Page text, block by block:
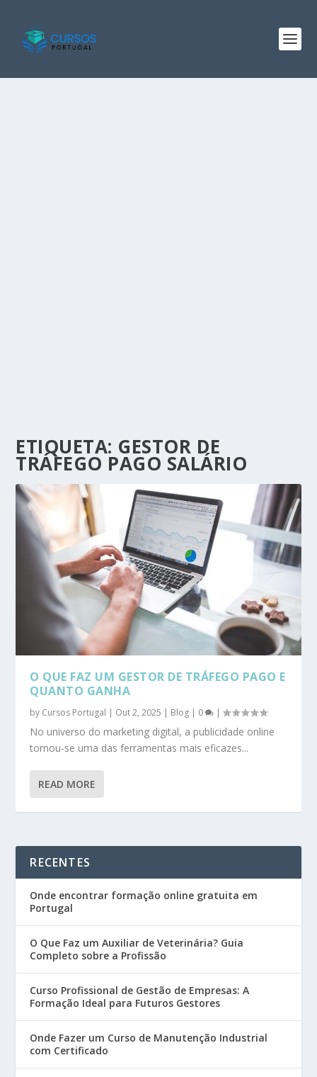
ETIQUETA: GESTOR DE
TRÁFEGO PAGO SALÁRIO
O QUE FAZ UM GESTOR DE TRÁFEGO PAGO E
QUANTO GANHA
by Cursos Portugal | Out 2, 2025 | Blog | 0 |
No universo do marketing digital, a publicidade online
tornou-se uma das ferramentas mais eficazes...
READ MORE
RECENTES
Onde encontrar formação online gratuita em
Portugal
O Que Faz um Auxiliar de Veterinária? Guia
Completo sobre a Profissão
Curso Profissional de Gestão de Empresas: A
Formação Ideal para Futuros Gestores
Onde Fazer um Curso de Manutenção Industrial
com Certificado